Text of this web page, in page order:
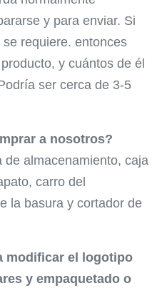
y para enviar. Si
requiere. entonces
y cuántos de él
ser cerca de 3-5
a nosotros?
de almacenamiento, caja
carro del
la basura y cortador de
modificar el logotipo
y empaquetado o